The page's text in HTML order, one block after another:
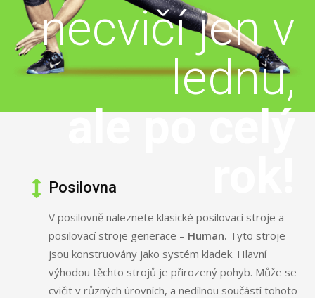
necvičí jen v
lednu,
ale po celý
Posilovna
V posilovně naleznete klasické posilovací stroje a
posilovací stroje generace – Human. Tyto stroje
jsou konstruovány jako systém kladek. Hlavní
výhodou těchto strojů je přirozený pohyb. Může se
cvičit v různých úrovních, a nedílnou součástí tohoto